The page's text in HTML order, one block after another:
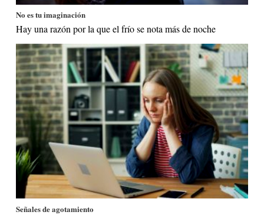
No es tu imaginación
Hay una razón por la que el frío se nota más de noche
Señales de agotamiento